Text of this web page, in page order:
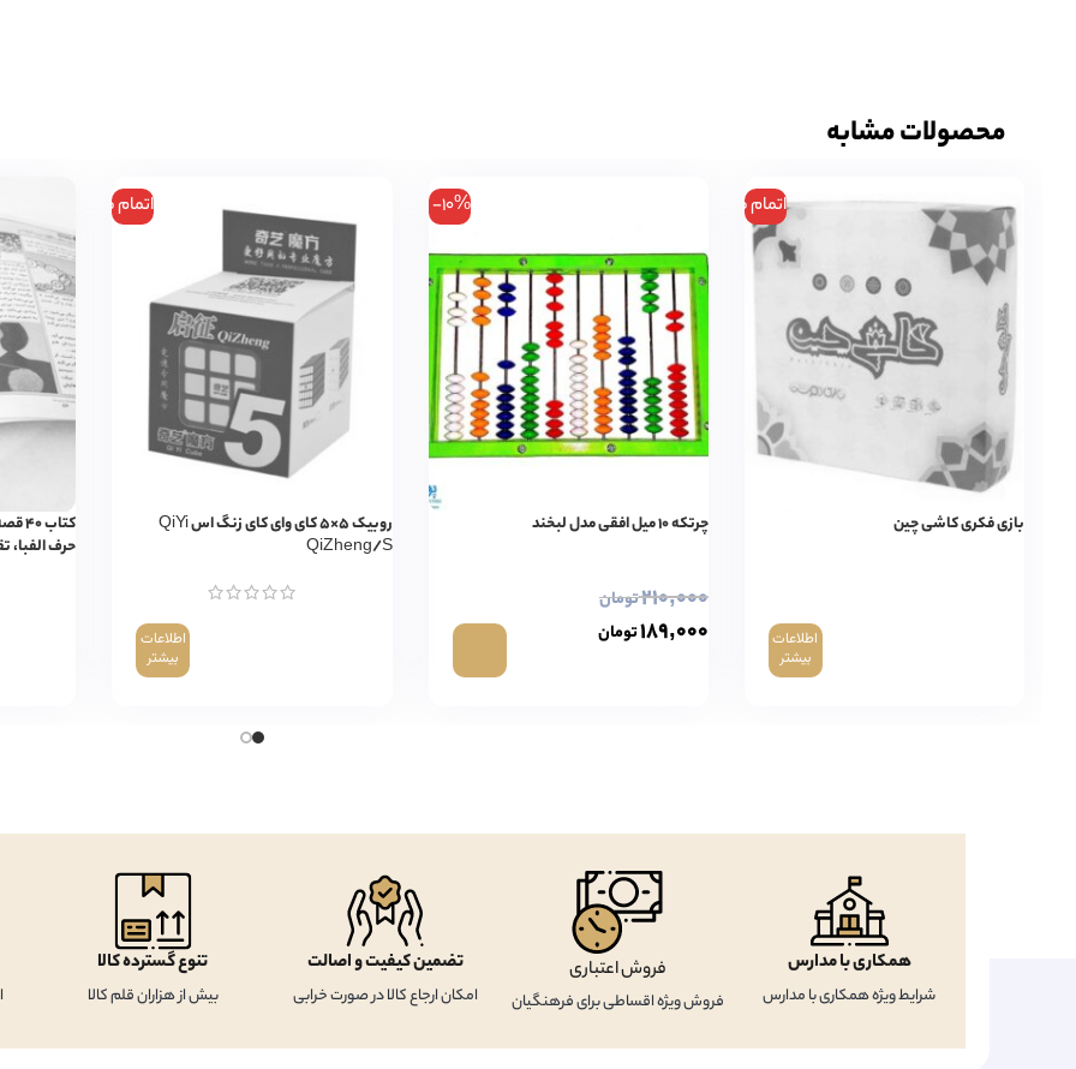
محصولات مشابه
اتمام موجودی
بازی فکری کاشی چین
اطلاعات
بیشتر
-10%
چرتکه ۱۰ میل افقی مدل لبخند
۲۱۰,۰۰۰تومان
۱۸۹,۰۰۰تومان
اتمام موجودی
روبیک ۵×۵ کای وای کای زنگ اس QiYi
QiZheng/S
اطلاعات
بیشتر
حرف الفبا،
همکاری با مدارس
شرایط ویژه همکاری با مدارس
فروش اعتباری
فروش ویژه اقساطی برای فرهنگیان
تضمین کیفیت و اصالت
امکان ارجاع کالا در صورت خرابی
تنوع گسترده کالا
بیش از هزاران قلم کالا